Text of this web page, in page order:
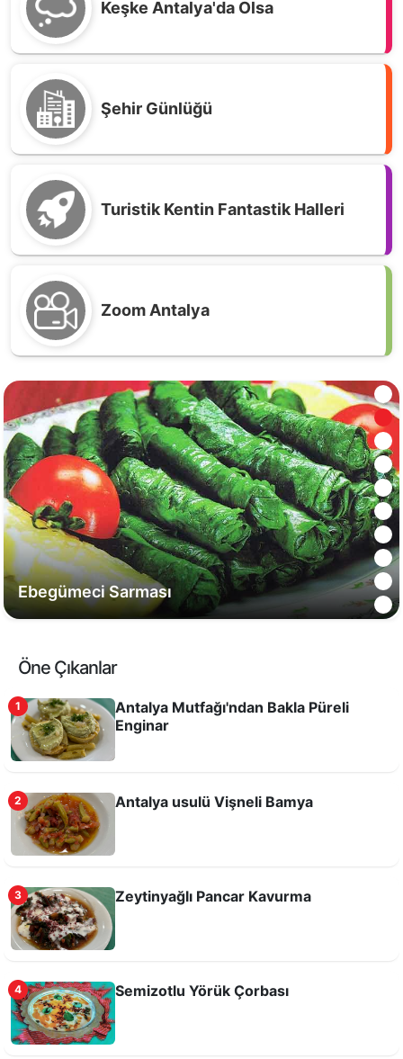
Keşke Antalya'da Olsa
Şehir Günlüğü
Turistik Kentin Fantastik Halleri
Zoom Antalya
Antalya usulü Vişneli Bamya
Ebegümeci Sarması
Antalya usulü Tas Kapama
Öne Çıkanlar
1
Antalya Mutfağı'ndan Bakla Püreli
Enginar
2 Antalya usulü Vişneli Bamya
3 Zeytinyağlı Pancar Kavurma
4 Semizotlu Yörük Çorbası